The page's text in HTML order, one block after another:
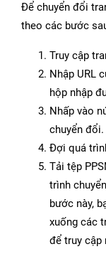
Để chuyển đổi
theo các bước
Truy cập
Nhập URL
hộp nhập
Nhấp vào
chuyển đổi.
Đợi quá
Tải tệp
trình
bước này,
xuống các
để truy cập